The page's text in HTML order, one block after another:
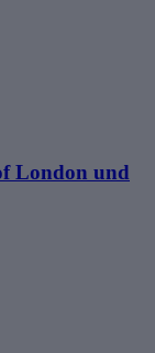
London und